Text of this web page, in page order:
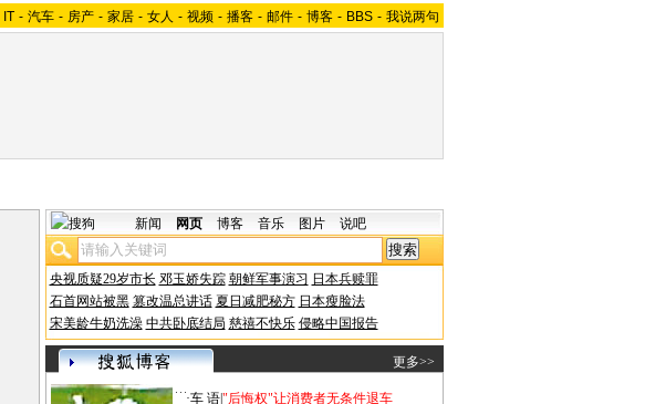
IT - 汽车 - 房产 - 家居 - 女人 - 视频 - 播客 - 邮件 - 博客 - BBS - 我说两句
新闻 网页 博客 音乐 图片 说吧
央视质疑29岁市长 邓玉娇失踪 朝鲜军事演习 日本兵赎罪
石首网站被黑 篡改温总讲话 夏日减肥秘方 日本瘦脸法
宋美龄牛奶洗澡 中共卧底结局 慈禧不快乐 侵略中国报告
更多>>
·车 语|"后悔权"让消费者无条件退车